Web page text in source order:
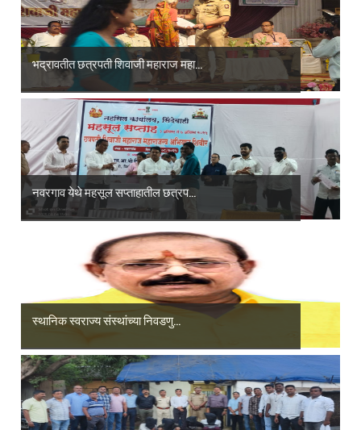
भद्रावतीत छत्रपती शिवाजी महाराज महा...
नवरगाव येथे महसूल सप्ताहातील छत्रप...
स्थानिक स्वराज्य संस्थांच्या निवडणु...